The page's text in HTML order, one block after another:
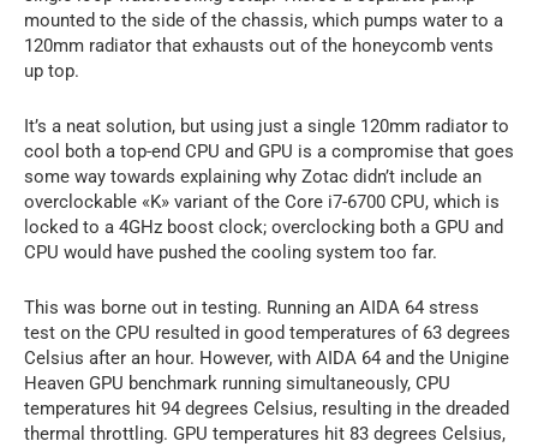
mounted to the side of the chassis, which pumps water to a
120mm radiator that exhausts out of the honeycomb vents
up top.
It’s a neat solution, but using just a single 120mm radiator to
cool both a top-end CPU and GPU is a compromise that goes
some way towards explaining why Zotac didn’t include an
overclockable «K» variant of the Core i7-6700 CPU, which is
locked to a 4GHz boost clock; overclocking both a GPU and
CPU would have pushed the cooling system too far.
This was borne out in testing. Running an AIDA 64 stress
test on the CPU resulted in good temperatures of 63 degrees
Celsius after an hour. However, with AIDA 64 and the Unigine
Heaven GPU benchmark running simultaneously, CPU
temperatures hit 94 degrees Celsius, resulting in the dreaded
thermal throttling. GPU temperatures hit 83 degrees Celsius,